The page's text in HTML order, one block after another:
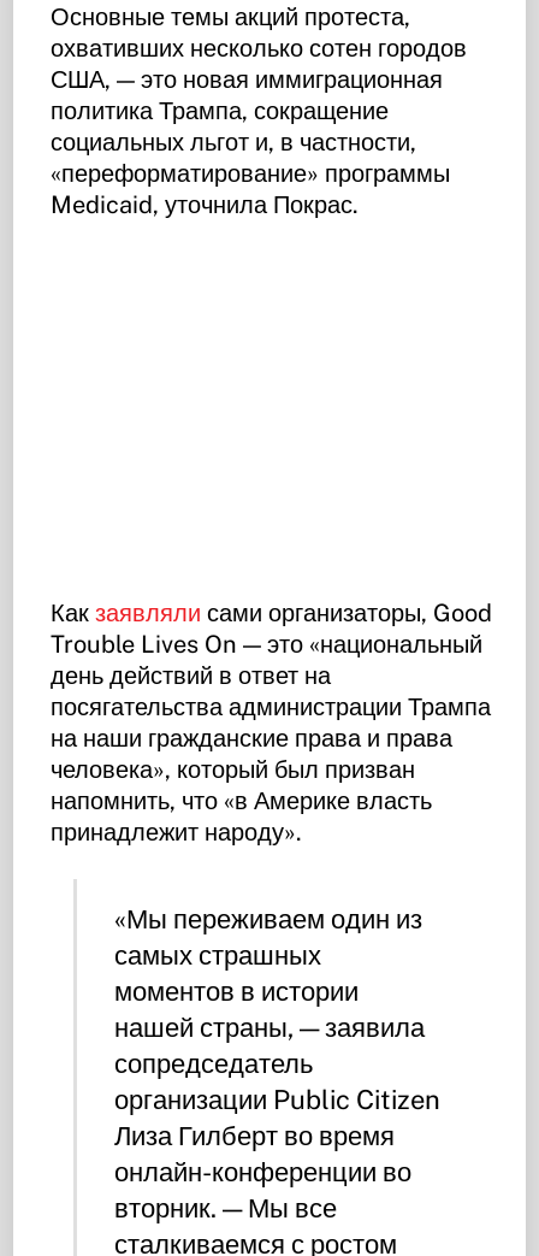
Основные темы акций протеста,
охвативших несколько сотен городов
США, — это новая иммиграционная
политика Трампа, сокращение
социальных льгот и, в частности,
«переформатирование» программы
Medicaid, уточнила Покрас.
Какзаявляли сами организаторы, Good
Trouble Lives On — это «национальный
день действий в ответ на
посягательства администрации Трампа
на наши гражданские права и права
человека», который был призван
напомнить, что «в Америке власть
принадлежит народу».
«Мы переживаем один из
самых страшных
моментов в истории
нашей страны, — заявила
сопредседатель
организации Public Citizen
Лиза Гилберт во время
онлайн-конференции во
вторник. — Мы все
сталкиваемся с ростом